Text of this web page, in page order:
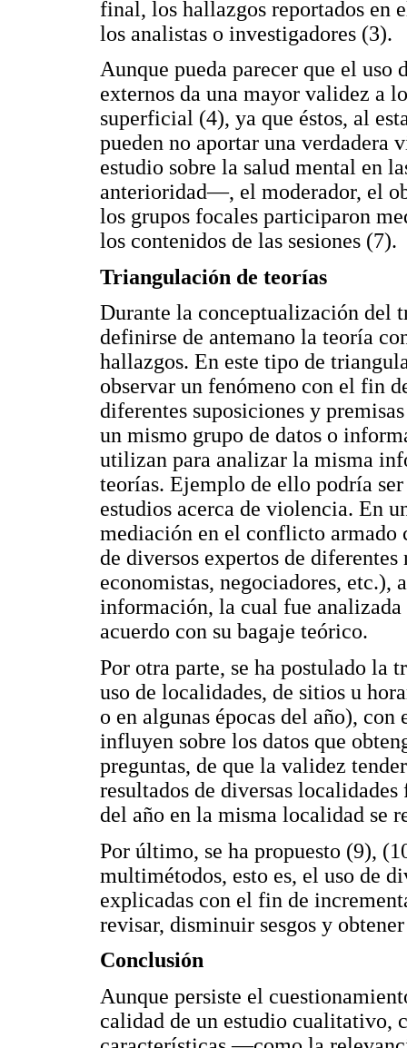
final, los hallazgos reportados en
los analistas o investigadores (3).
Aunque pueda parecer que el uso
externos da una mayor validez a
superficial (4), ya que éstos, al
pueden no aportar una verdadera
estudio sobre la salud mental en
anterioridad—, el moderador, el
los grupos focales participaron
los contenidos de las sesiones (7).
Triangulación de teorías
Durante la conceptualización del
definirse de antemano la teoría
hallazgos. En este tipo de
observar un fenómeno con el fin
diferentes suposiciones y
un mismo grupo de datos o
utilizan para analizar la misma
teorías. Ejemplo de ello podría
estudios acerca de violencia. En
mediación en el conflicto
de diversos expertos de
economistas, negociadores, etc.),
información, la cual fue analizada
acuerdo con su bagaje teórico.
Por otra parte, se ha postulado
uso de localidades, de sitios u
o en algunas épocas del año),
influyen sobre los datos que
preguntas, de que la validez
resultados de diversas
del año en la misma localidad se
Por último, se ha propuesto (9),
multimétodos, esto es, el uso de
explicadas con el fin de
revisar, disminuir sesgos y
Conclusión
Aunque persiste el
calidad de un estudio cualitativo,